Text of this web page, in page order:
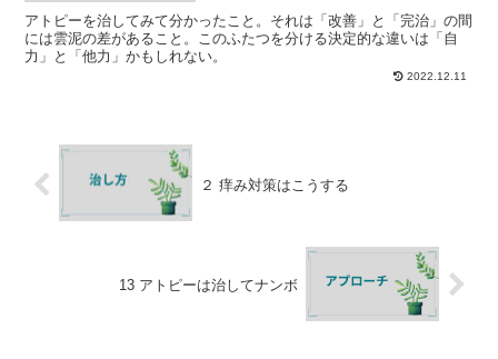
アトピーを治してみて分かったこと。それは「改善」と「完治」の間
には雲泥の差があること。このふたつを分ける決定的な違いは「自
力」と「他力」かもしれない。
2022.12.11
２ 痒み対策はこうする
13 アトピーは治してナンボ